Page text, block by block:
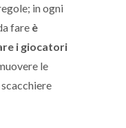
in ogni
fare è
i giocatori
le